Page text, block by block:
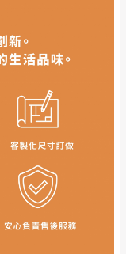
嘉義、台南、高
祖、澎湖地區
。
資料之完整
能會因個人
因素， 與實
如因此而需
資成本，請您
寸是否合適)。
件因為人工
負0.5CM)